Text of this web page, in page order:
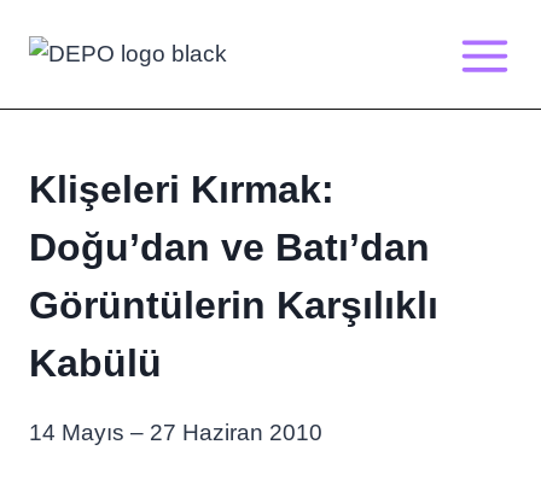
Klişeleri Kırmak:
Doğu’dan ve Batı’dan
Görüntülerin Karşılıklı
Kabülü
14 Mayıs – 27 Haziran 2010